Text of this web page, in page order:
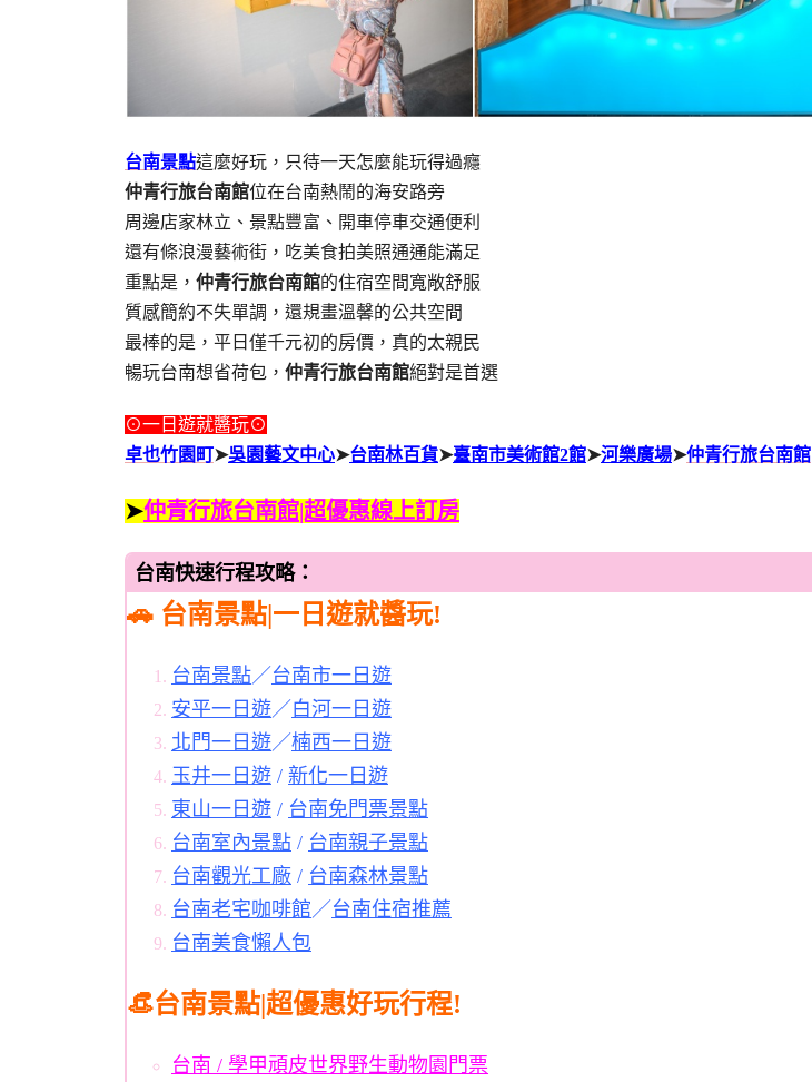
台南景點這麼好玩，只待一天怎麼能玩得過癮
仲青行旅台南館位在台南熱鬧的海安路旁
周邊店家林立、景點豐富、開車停車交通便利
還有條浪漫藝術街，吃美食拍美照通通能滿足
重點是， 仲青行旅台南館的住宿空間寬敞舒服
質感簡約不失單調，還規畫溫馨的公共空間
最棒的是，平日僅千元初的房價，真的太親民
暢玩台南想省荷包， 仲青行旅台南館絕對是首選
⊙一日遊就醬玩⊙
卓也竹園町 ➤吳園藝文中心➤台南林百貨➤臺南市美術館2館➤河樂廣場➤仲青行旅台南館
➤仲青行旅台南館|超優惠線上訂房
台南快速行程攻略：
🚗 台南景點|一日遊就醬玩!
台南景點／ 台南市一日遊
安平一日遊／ 白河一日遊
北門一日遊／楠西一日遊
玉井一日遊 / 新化一日遊
東山一日遊 / 台南免門票景點
台南室內景點 / 台南親子景點
台南觀光工廠 / 台南森林景點
台南老宅咖啡館／ 台南住宿推薦
台南美食懶人包
👒台南景點|超優惠好玩行程!
台南 / 學甲頑皮世界野生動物園門票